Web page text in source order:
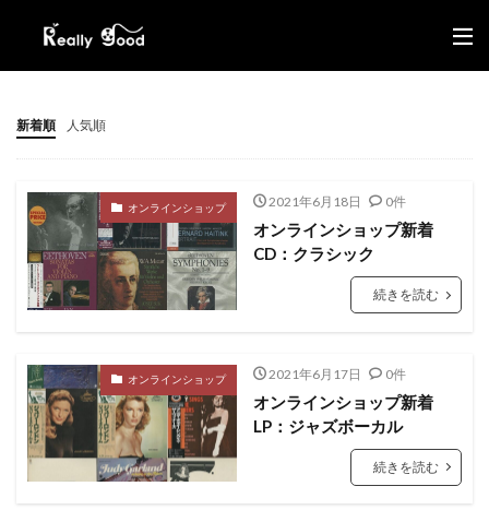
新着順 人気順
オンラインショップ 2021年6月18日 0件
オンラインショップ新着
CD：クラシック
続きを読む
オンラインショップ 2021年6月17日 0件
オンラインショップ新着
LP：ジャズボーカル
続きを読む